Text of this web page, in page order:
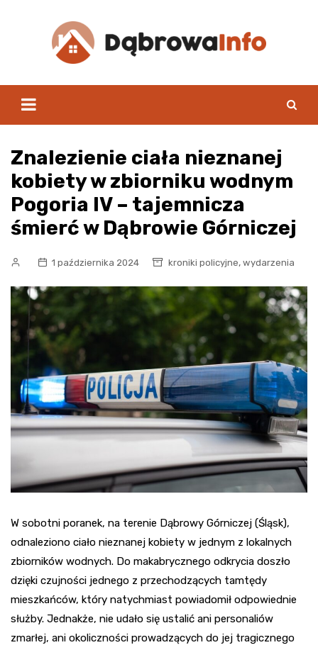
Znalezienie ciała nieznanej
kobiety w zbiorniku wodnym
Pogoria IV – tajemnicza
śmierć w Dąbrowie Górniczej
1 października 2024 kroniki policyjne, wydarzenia
W sobotni poranek, na terenie Dąbrowy Górniczej (Śląsk),
odnaleziono ciało nieznanej kobiety w jednym z lokalnych
zbiorników wodnych. Do makabrycznego odkrycia doszło
dzięki czujności jednego z przechodzących tamtędy
mieszkańców, który natychmiast powiadomił odpowiednie
służby. Jednakże, nie udało się ustalić ani personaliów
zmarłej, ani okoliczności prowadzących do jej tragicznego